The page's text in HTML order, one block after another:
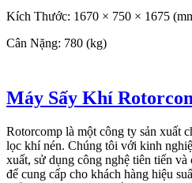
Kích Thước: 1670 × 750 × 1675
Cân Nặng: 780 (kg)
Máy Sấy Khí
Rotorcomp là một công ty sản xuất
lọc khí nén. Chúng tôi với kinh
xuất, sử dụng công nghệ tiên tiến và
để cung cấp cho khách hàng hiệu